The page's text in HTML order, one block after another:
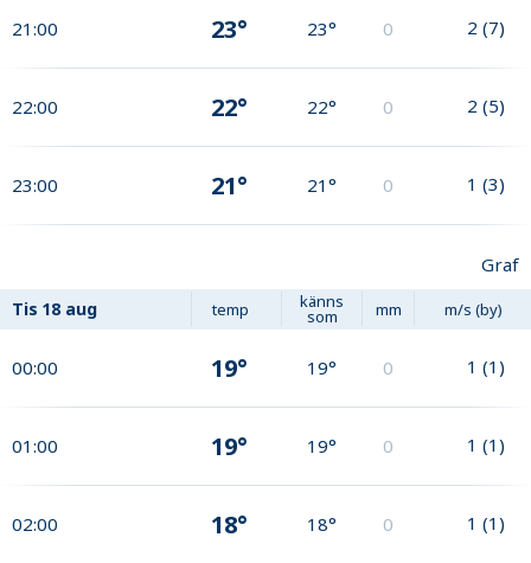
21:00 23° 23° 0 2 (7)
22:00 22° 22° 0 2 (5)
23:00 21° 21° 0 1 (3)
Graf
Tis 18 aug temp känns
som mm m/s (by)
00:00 19° 19° 0 1 (1)
01:00 19° 19° 0 1 (1)
02:00 18° 18° 0 1 (1)